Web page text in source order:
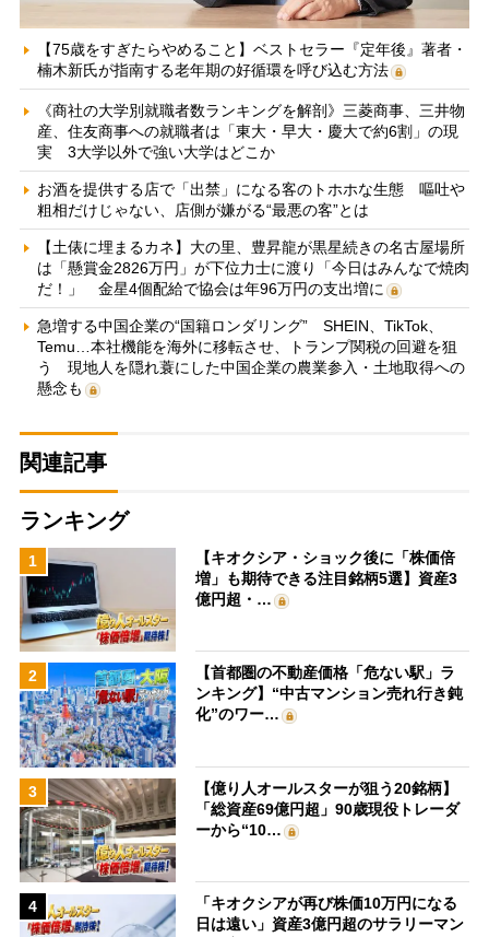
【75歳をすぎたらやめること】ベストセラー『定年後』著者・
楠木新氏が指南する老年期の好循環を呼び込む方法
《商社の大学別就職者数ランキングを解剖》三菱商事、三井物
産、住友商事への就職者は「東大・早大・慶大で約6割」の現
実 3大学以外で強い大学はどこか
お酒を提供する店で「出禁」になる客のトホホな生態 嘔吐や
粗相だけじゃない、店側が嫌がる“最悪の客”とは
【土俵に埋まるカネ】大の里、豊昇龍が黒星続きの名古屋場所
は「懸賞金2826万円」が下位力士に渡り「今日はみんなで焼肉
だ！」 金星4個配給で協会は年96万円の支出増に
急増する中国企業の“国籍ロンダリング” SHEIN、TikTok、
Temu…本社機能を海外に移転させ、トランプ関税の回避を狙
う 現地人を隠れ蓑にした中国企業の農業参入・土地取得への
懸念も
関連記事
ランキング
1
【キオクシア・ショック後に「株価倍
増」も期待できる注目銘柄5選】資産3
億円超・…
2
【首都圏の不動産価格「危ない駅」ラ
ンキング】“中古マンション売れ行き鈍
化”のワー…
3
【億り人オールスターが狙う20銘柄】
「総資産69億円超」90歳現役トレーダ
ーから“10…
4
「キオクシアが再び株価10万円になる
日は遠い」資産3億円超のサラリーマン